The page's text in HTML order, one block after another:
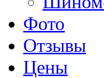
Фото
Отзывы
Цены